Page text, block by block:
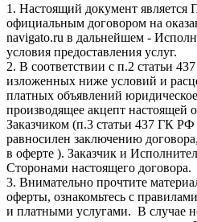
1. Настоящий документ является
официальным договором на
navigato.ru в дальнейшем -
условия предоставления услуг.
2. В соответствии с п.2 статьи
изложенных ниже условий и
платных объявлений
производящее акцепт настоящей
Заказчиком (п.3 статьи 437 ГК
равносилен заключению
в оферте ). Заказчик и
Сторонами настоящего договора.
3. Внимательно прочтите
оферты, ознакомьтесь с
и платными услугами. В случае